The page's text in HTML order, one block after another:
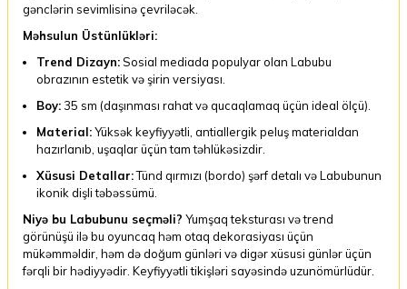
gənclərin sevimlisinə çevriləcək.
Məhsulun Üstünlükləri:
Trend Dizayn:Sosial mediada populyar olan Labubu
obrazının estetik və şirin versiyası.
Boy: 35 sm (daşınması rahat və qucaqlamaq üçün ideal ölçü).
Material:Yüksək keyfiyyətli, antiallergik peluş materialdan
hazırlanıb, uşaqlar üçün tam təhlükəsizdir.
Xüsusi Detallar:Tünd qırmızı (bordo) şərf detalı və Labubunun
ikonik dişli təbəssümü.
Niyə bu Labubunu seçməli? Yumşaq teksturası və trend
görünüşü ilə bu oyuncaq həm otaq dekorasiyası üçün
mükəmməldir, həm də doğum günləri və digər xüsusi günlər üçün
fərqli bir hədiyyədir. Keyfiyyətli tikişləri sayəsində uzunömürlüdür.